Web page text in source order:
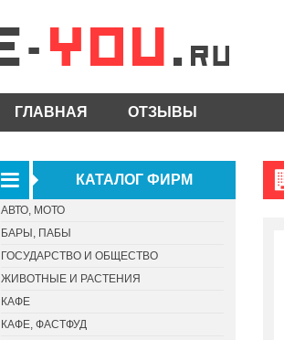
ГЛАВНАЯ ОТЗЫВЫ
КАТАЛОГ ФИРМ
АВТО, МОТО
БАРЫ, ПАБЫ
ГОСУДАРСТВО И ОБЩЕСТВО
ЖИВОТНЫЕ И РАСТЕНИЯ
КАФЕ
КАФЕ, ФАСТФУД